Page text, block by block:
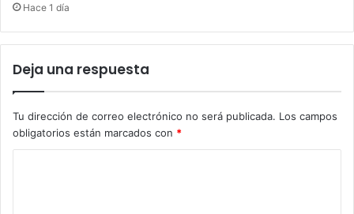
Hace 1 día
Deja una respuesta
Tu dirección de correo electrónico no será publicada. Los campos
obligatorios están marcados con *